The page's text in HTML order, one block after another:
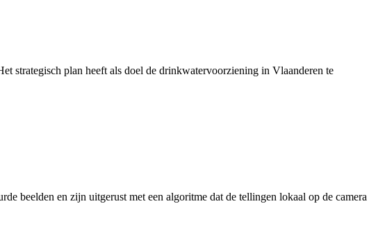
strategisch plan heeft als doel de drinkwatervoorziening in Vlaanderen te
beelden en zijn uitgerust met een algoritme dat de tellingen lokaal op de camera